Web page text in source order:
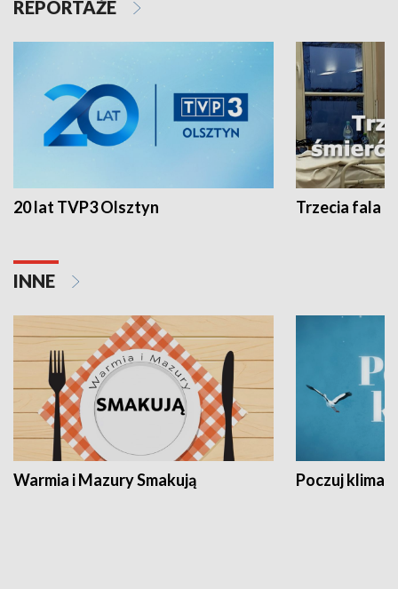
REPORTAŻE
20 lat TVP3 Olsztyn Trzecia fala -
INNE
Warmia i Mazury Smakują Poczuj klimat